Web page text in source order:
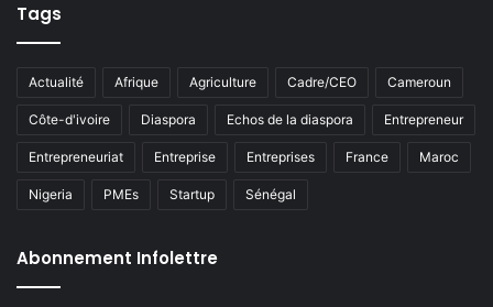
Tags
Actualité Afrique Agriculture Cadre/CEO Cameroun
Côte-d'ivoire Diaspora Echos de la diaspora Entrepreneur
Entrepreneuriat Entreprise Entreprises France Maroc
Nigeria PMEs Startup Sénégal
Abonnement Infolettre